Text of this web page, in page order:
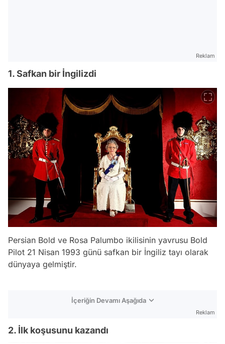
Reklam
1. Safkan bir İngilizdi
Persian Bold ve Rosa Palumbo ikilisinin yavrusu Bold
Pilot 21 Nisan 1993 günü safkan bir İngiliz tayı olarak
dünyaya gelmiştir.
İçeriğin Devamı Aşağıda
Reklam
2. İlk koşusunu kazandı